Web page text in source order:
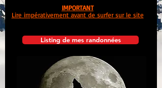
Listing de mes randonnées
IMPORTANT
Lire impérativement avant de surfer sur le site